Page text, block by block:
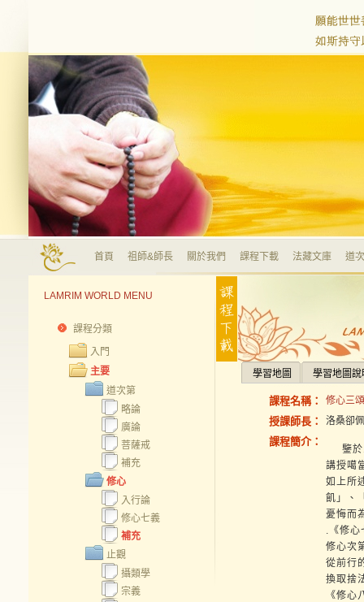
首頁 祖師&師長 關於我們 課程下載 法藏文庫 道
LAMRIM WORLD MENU
課程分類
入門
主要
道次第
略論
廣論
菩薩戒
補充
修心
入行論
修心七義
補充
止觀
攝類學
宗義
學習地圖 學習地圖說
課程名稱： 修心三
授課師長： 洛桑卻
課程簡介：
鑒於
講授噶
如上所
飢」、
憂悔而
.《修心
修心次
從前行
換取捨
《修心